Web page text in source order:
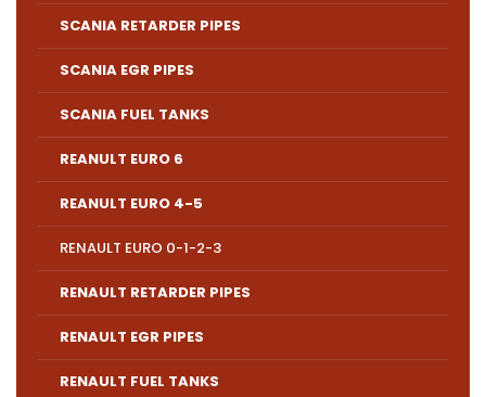
SCANIA RETARDER PIPES
SCANIA EGR PIPES
SCANIA FUEL TANKS
REANULT EURO 6
REANULT EURO 4-5
RENAULT EURO 0-1-2-3
RENAULT RETARDER PIPES
RENAULT EGR PIPES
RENAULT FUEL TANKS